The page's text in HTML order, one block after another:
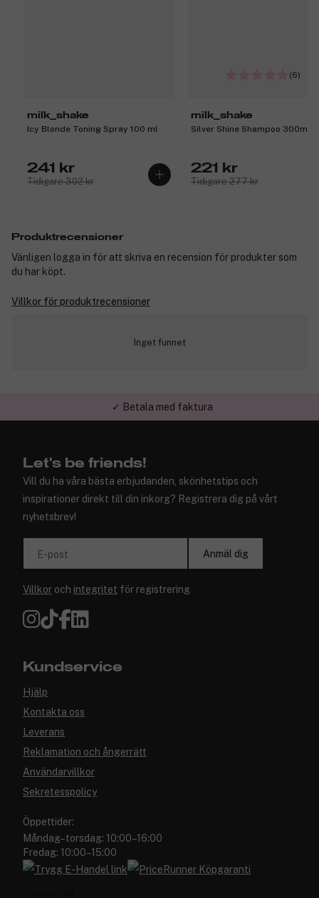
milk_shake
Icy Blonde Toning Spray 100 ml
241 kr
Tidigare 302 kr
(6)
milk_shake
Silver Shine Shampoo 300ml
221 kr
Tidigare 277 kr
Produktrecensioner
Vänligen logga in för att skriva en recension för produkter som
du har köpt.
Villkor för produktrecensioner
Inget funnet
✓ Betala med faktura
Let's be friends!
Vill du ha våra bästa erbjudanden, skönhetstips och
inspirationer direkt till din inkorg? Registrera dig på vårt
nyhetsbrev!
E-post Anmäl dig
Villkor och integritet för registrering
Kundservice
Hjälp
Kontakta oss
Leverans
Reklamation och ångerrätt
Användarvillkor
Sekretesspolicy
Öppettider:
Måndag–torsdag: 10:00–16:00
Fredag: 10:00–15:00